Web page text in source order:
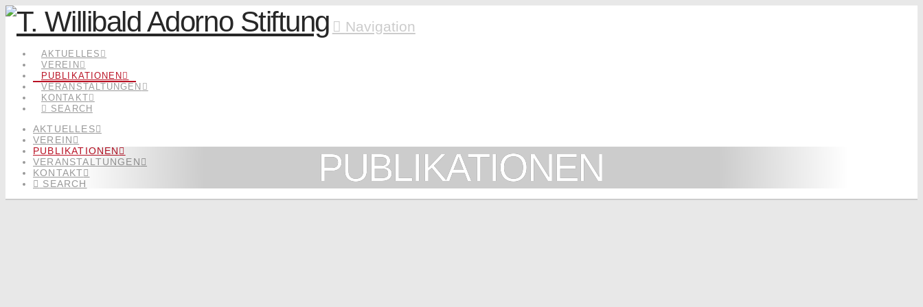
Navigation
AKTUELLES
VEREIN
PUBLIKATIONEN
VERANSTALTUNGEN
KONTAKT
SEARCH
AKTUELLES
VEREIN
PUBLIKATIONEN
VERANSTALTUNGEN
KONTAKT
SEARCH
PUBLIKATIONEN